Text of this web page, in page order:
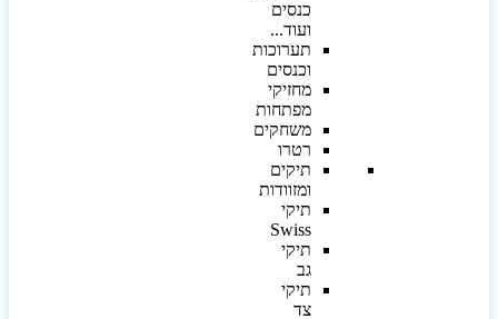
כנסים
ועוד...
תערוכות
וכנסים
מחזיקי
מפתחות
משחקים
רטרו
תיקים
ומזוודות
תיקי
Swiss
תיקי
תיקי